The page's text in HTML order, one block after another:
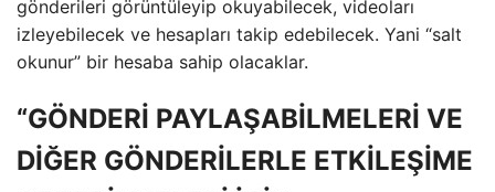
gönderileri görüntüleyip okuyabilecek, videoları
izleyebilecek ve hesapları takip edebilecek. Yani “salt
okunur” bir hesaba sahip olacaklar.
“GÖNDERİ PAYLAŞABİLMELERİ VE
DİĞER GÖNDERİLERLE ETKİLEŞİME